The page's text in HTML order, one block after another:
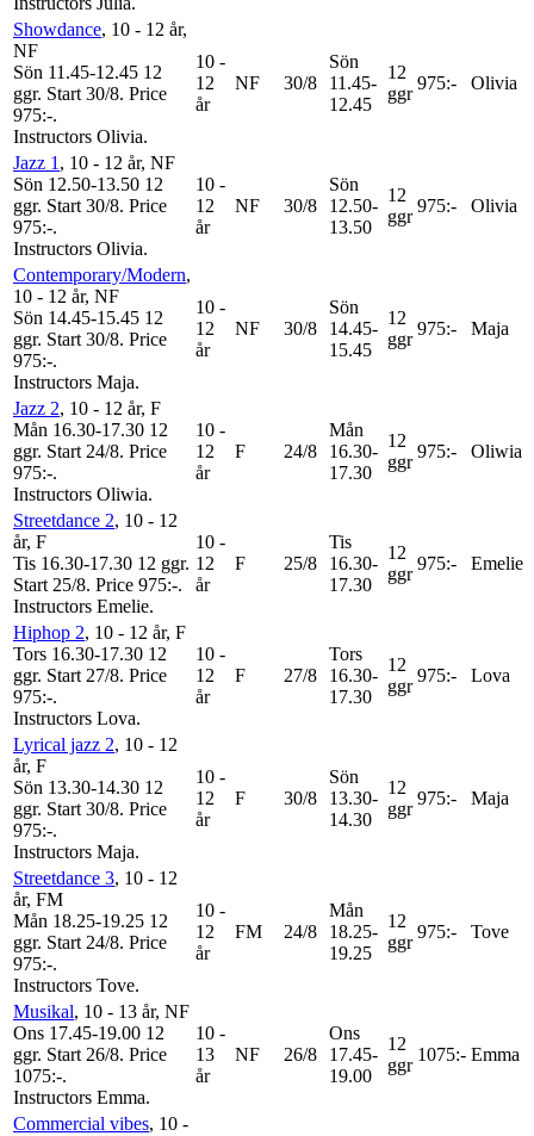
Showdance, 10 - 12 år,
NF
Sön 11.45-12.45 12
ggr. Start 30/8. Price
975:-.
Instructors Olivia.
10 -
12
år
NF 30/8
Sön
11.45-
12.45
12
ggr
975:- Olivia
Jazz 1 , 10 - 12 år, NF
Sön 12.50-13.50 12
ggr. Start 30/8. Price
975:-.
Instructors Olivia.
10 -
12
år
NF 30/8
Sön
12.50-
13.50
12
ggr
975:- Olivia
Contemporary/Modern,
10 - 12 år, NF
Sön 14.45-15.45 12
ggr. Start 30/8. Price
975:-.
Instructors Maja.
10 -
12
år
NF 30/8
Sön
14.45-
15.45
12
ggr
975:- Maja
Jazz 2, 10 - 12 år, F
Mån 16.30-17.30 12
ggr. Start 24/8. Price
975:-.
Instructors Oliwia.
10 -
12
år
F 24/8
Mån
16.30-
17.30
12
ggr
975:- Oliwia
Streetdance 2, 10 - 12
år, F
Tis 16.30-17.30 12 ggr.
Start 25/8. Price 975:-.
Instructors Emelie.
10 -
12
år
F 25/8
Tis
16.30-
17.30
12
ggr
975:- Emelie
Hiphop 2, 10 - 12 år, F
Tors 16.30-17.30 12
ggr. Start 27/8. Price
975:-.
Instructors Lova.
10 -
12
år
F 27/8
Tors
16.30-
17.30
12
ggr
975:- Lova
Lyrical jazz 2, 10 - 12
år, F
Sön 13.30-14.30 12
ggr. Start 30/8. Price
975:-.
Instructors Maja.
10 -
12
år
F 30/8
Sön
13.30-
14.30
12
ggr
975:- Maja
Streetdance 3, 10 - 12
år, FM
Mån 18.25-19.25 12
ggr. Start 24/8. Price
975:-.
Instructors Tove.
10 -
12
år
FM 24/8
Mån
18.25-
19.25
12
ggr
975:- Tove
Musikal, 10 - 13 år, NF
Ons 17.45-19.00 12
ggr. Start 26/8. Price
1075:-.
Instructors Emma.
10 -
13
år
NF 26/8
Ons
17.45-
19.00
12
ggr
1075:- Emma
Commercial vibes, 10 -